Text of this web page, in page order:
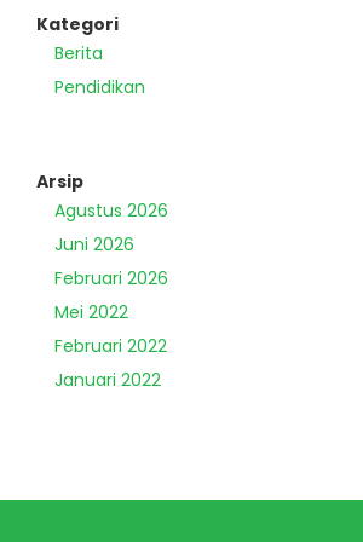
Kategori
Berita
Pendidikan
Arsip
Agustus 2026
Juni 2026
Februari 2026
Mei 2022
Februari 2022
Januari 2022